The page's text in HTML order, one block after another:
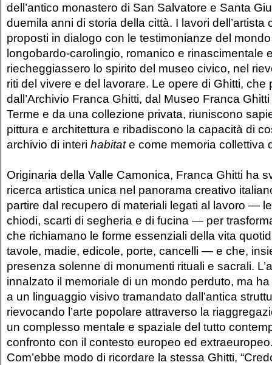
dell’antico monastero di San Salvatore e Santa
duemila anni di storia della città. I lavori dell’artista
proposti in dialogo con le testimonianze del
longobardo-carolingio, romanico e rinascimentale
riecheggiassero lo spirito del museo civico, nel
riti del vivere e del lavorare. Le opere di Ghitti, che
dall’Archivio Franca Ghitti, dal Museo Franca
Terme e da una collezione privata, riuniscono
pittura e architettura e ribadiscono la capacità di
archivio di interi habitate come memoria collettiva
Originaria della Valle Camonica, Franca Ghitti ha
ricerca artistica unica nel panorama creativo
partire dal recupero di materiali legati al lavoro —
chiodi, scarti di segheria e di fucina — per
che richiamano le forme essenziali della vita
tavole, madie, edicole, porte, cancelli — e che,
presenza solenne di monumenti rituali e sacrali.
innalzato il memoriale di un mondo perduto, ma
a un linguaggio visivo tramandato dall’antica
rievocando l’arte popolare attraverso la
un complesso mentale e spaziale del tutto
confronto con il contesto europeo ed
Com’ebbe modo di ricordare la stessa Ghitti,